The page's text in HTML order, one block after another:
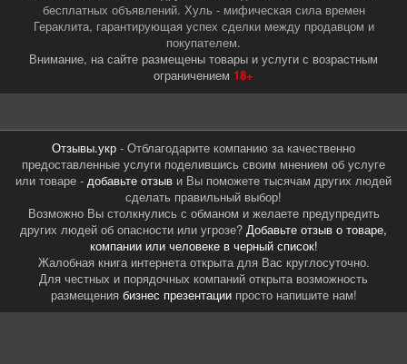
бесплатных объявлений. Хуль - мифическая сила времен
Гераклита, гарантирующая успех сделки между продавцом и
покупателем.
Внимание, на сайте размещены товары и услуги с возрастным
ограничением 18+
Отзывы.укр - Отблагодарите компанию за качественно
предоставленные услуги поделившись своим мнением об услуге
или товаре - добавьте отзыв и Вы поможете тысячам других людей
сделать правильный выбор!
Возможно Вы столкнулись с обманом и желаете предупредить
других людей об опасности или угрозе? Добавьте отзыв о товаре,
компании или человеке в черный список!
Жалобная книга интернета открыта для Вас круглосуточно.
Для честных и порядочных компаний открыта возможность
размещения бизнес презентациипросто напишите нам!